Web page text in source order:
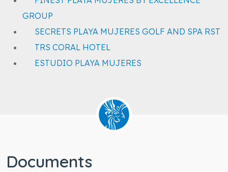
GROUP
SECRETS PLAYA MUJERES GOLF AND SPA RST
TRS CORAL HOTEL
ESTUDIO PLAYA MUJERES
Documents